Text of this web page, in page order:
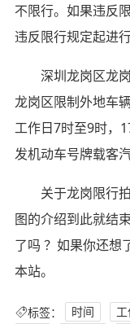
不限行。如果违反
违反限行规定起进
深圳龙岗区龙
龙岗区限制外地车
工作日7时至9时，
发机动车号牌载客
关于龙岗限行
图的介绍到此就结
了吗 ？如果你还想
本站。
标签： 时间